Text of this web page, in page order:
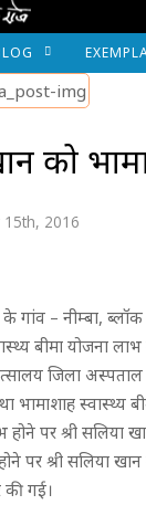
को
2016
गांव – नीम्बा,
बीमा योजना
जिला
भामाशाह स्वास्थ्य
होने पर श्री
पर श्री सलिया
गई।